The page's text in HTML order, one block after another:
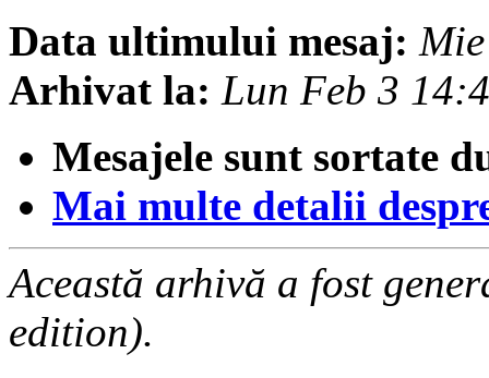
Data ultimului mesaj:
Arhivat la: Lun Feb 3
Mesajele sunt sortate
Mai multe detalii
Această arhivă a fost
edition).